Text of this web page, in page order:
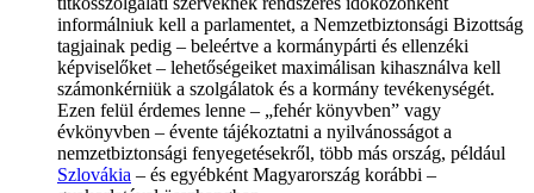
informálniuk kell a parlamentet, a Nemzetbiztonsági Bizottság
tagjainak pedig – beleértve a kormánypárti és ellenzéki
képviselőket – lehetőségeiket maximálisan kihasználva kell
számonkérniük a szolgálatok és a kormány tevékenységét.
Ezen felül érdemes lenne – „fehér könyvben” vagy
évkönyvben – évente tájékoztatni a nyilvánosságot a
nemzetbiztonsági fenyegetésekről, több más ország, például
Szlovákia – és egyébként Magyarország korábbi –